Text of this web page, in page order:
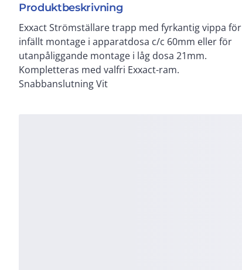
Produktbeskrivning
Exxact Strömställare trapp med fyrkantig vippa för
infällt montage i apparatdosa c/c 60mm eller för
utanpåliggande montage i låg dosa 21mm.
Kompletteras med valfri Exxact-ram.
Snabbanslutning Vit